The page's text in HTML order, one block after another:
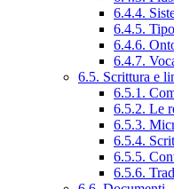
6.4.4.
6.4.5.
6.4.6.
6.4.7.
6.5. Scrittura e
6.5.1.
6.5.2. Le
6.5.3.
6.5.4.
6.5.5.
6.5.6.